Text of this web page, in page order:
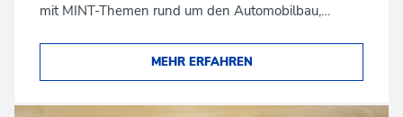
mit MINT-Themen rund um den Automobilbau,…
MEHR ERFAHREN